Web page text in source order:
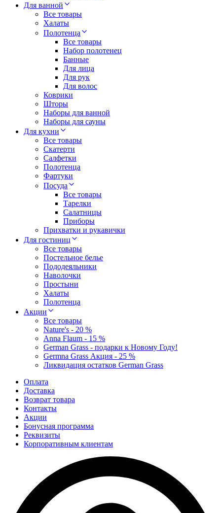
Для ванной
Все товары
Халаты
Полотенца
Все товары
Набор полотенец
Банные
Для лица
Для рук
Для волос
Коврики
Шторы
Наборы для ванной
Наборы для сауны
Для кухни
Все товары
Скатерти
Салфетки
Полотенца
Фартуки
Посуда
Все товары
Тарелки
Салатницы
Приборы
Прихватки и рукавички
Для гостиниц
Все товары
Постельное белье
Пододеяльники
Наволочки
Простыни
Халаты
Полотенца
Акции
Все товары
Nature's - 20 %
Anna Flaum - 15 %
German Grass - подарки к Новому Году!
Germna Grass Акция - 25 %
Ликвидация остатков German Grass
Оплата
Доставка
Возврат товара
Контакты
Акции
Бонусная программа
Реквизиты
Корпоративным клиентам